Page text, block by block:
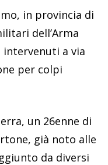
in provincia di
dell’Arma
intervenuti a via
per colpi
un 26enne di
già noto alle
da diversi